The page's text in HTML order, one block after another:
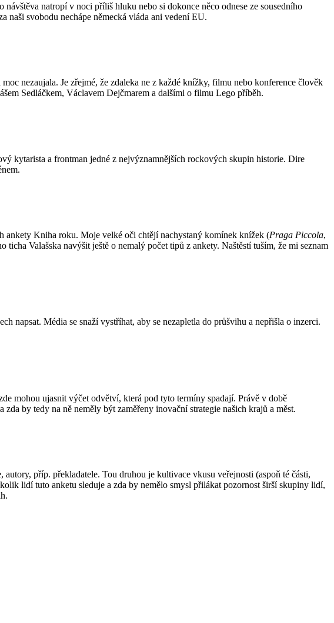
natropí v noci příliš hluku nebo si dokonce něco odnese ze sousedního
naši svobodu nechápe německá vláda ani vedení EU.
nezaujala. Je zřejmé, že zdaleka ne z každé knížky, filmu nebo konference člověk
Sedláčkem, Václavem Dejčmarem a dalšími o filmu Lego příběh.
kytarista a frontman jedné z nejvýznamnějších rockových skupin historie. Dire
Kniha roku. Moje velké oči chtějí nachystaný komínek knížek (Praga Piccola,
ticha Valašska navýšit ještě o nemalý počet tipů z ankety. Naštěstí tuším, že mi seznam
napsat. Média se snaží vystříhat, aby se nezapletla do průšvihu a nepřišla o inzerci.
mohou ujasnit výčet odvětví, která pod tyto termíny spadají. Právě v době
by tedy na ně neměly být zaměřeny inovační strategie našich krajů a měst.
příp. překladatele. Tou druhou je kultivace vkusu veřejnosti (aspoň té části,
lidí tuto anketu sleduje a zda by nemělo smysl přilákat pozornost širší skupiny lidí,